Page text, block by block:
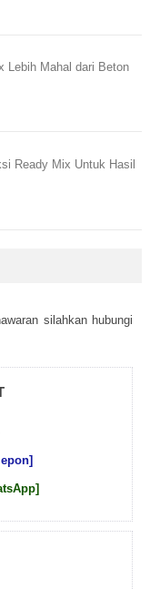
Lebih Mahal dari Beton
Ready Mix Untuk Hasil
sіlаhkаn hubungі